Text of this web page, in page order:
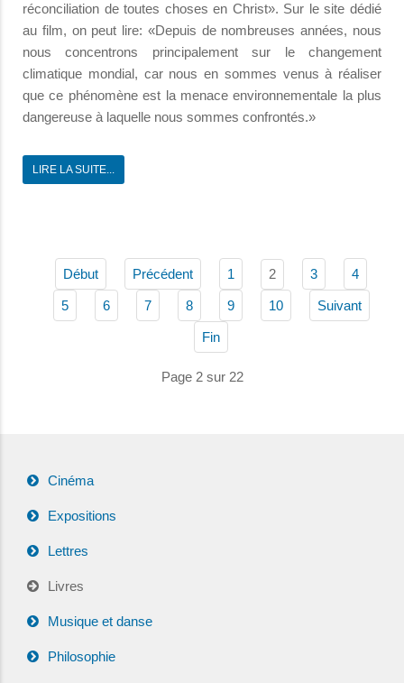
réconciliation de toutes choses en Christ». Sur le site dédié
au film, on peut lire: «Depuis de nombreuses années, nous
nous concentrons principalement sur le changement
climatique mondial, car nous en sommes venus à réaliser
que ce phénomène est la menace environnementale la plus
dangereuse à laquelle nous sommes confrontés.»
LIRE LA SUITE...
Début Précédent 1 2 3 4
5 6 7 8 9 10 Suivant
Fin
Page 2 sur 22
Cinéma
Expositions
Lettres
Livres
Musique et danse
Philosophie